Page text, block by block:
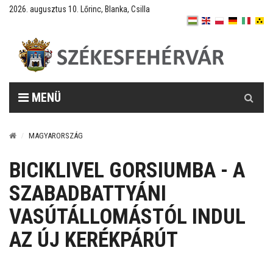
2026. augusztus 10. Lőrinc, Blanka, Csilla
MENÜ
MAGYARORSZÁG
BICIKLIVEL GORSIUMBA - A
SZABADBATTYÁNI
VASÚTÁLLOMÁSTÓL INDUL
AZ ÚJ KERÉKPÁRÚT